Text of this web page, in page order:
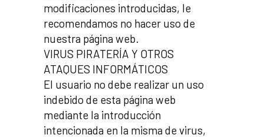
modificaciones introducidas, le
recomendamos no hacer uso de
nuestra página web.
VIRUS PIRATERÍA Y OTROS
ATAQUES INFORMÁTICOS
El usuario no debe realizar un uso
indebido de esta página web
mediante la introducción
intencionada en la misma de virus,